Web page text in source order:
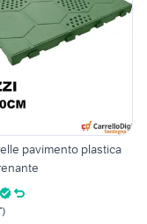
pavimento plastica
)